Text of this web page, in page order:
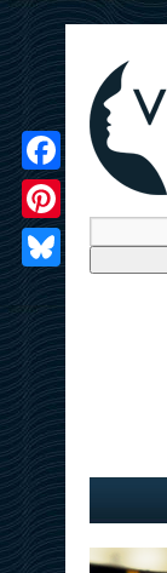
Facebook
Pinterest
Bluesky